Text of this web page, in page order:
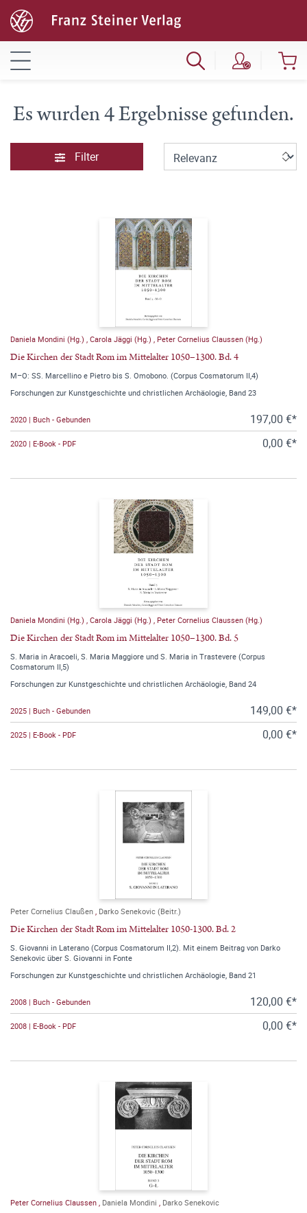
Es wurden 4 Ergebnisse gefunden.
Filter
Daniela Mondini (Hg.) , Carola Jäggi (Hg.) , Peter Cornelius Claussen (Hg.)
Die Kirchen der Stadt Rom im Mittelalter 1050–1300. Bd. 4
M–O: SS. Marcellino e Pietro bis S. Omobono. (Corpus Cosmatorum II,4)
Forschungen zur Kunstgeschichte und christlichen Archäologie, Band 23
2020 | Buch - Gebunden 197,00 €*
2020 | E-Book - PDF 0,00 €*
Daniela Mondini (Hg.) , Carola Jäggi (Hg.) , Peter Cornelius Claussen (Hg.)
Die Kirchen der Stadt Rom im Mittelalter 1050–1300. Bd. 5
S. Maria in Aracoeli, S. Maria Maggiore und S. Maria in Trastevere (Corpus
Cosmatorum II,5)
Forschungen zur Kunstgeschichte und christlichen Archäologie, Band 24
2025 | Buch - Gebunden 149,00 €*
2025 | E-Book - PDF 0,00 €*
Peter Cornelius Claußen , Darko Senekovic (Beitr.)
Die Kirchen der Stadt Rom im Mittelalter 1050-1300. Bd. 2
S. Giovanni in Laterano (Corpus Cosmatorum II,2). Mit einem Beitrag von Darko
Senekovic über S. Giovanni in Fonte
Forschungen zur Kunstgeschichte und christlichen Archäologie, Band 21
2008 | Buch - Gebunden 120,00 €*
2008 | E-Book - PDF 0,00 €*
Peter Cornelius Claussen , Daniela Mondini , Darko Senekovic